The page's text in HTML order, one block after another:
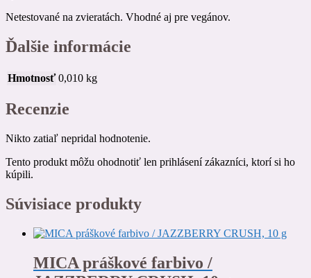
Netestované na zvieratách. Vhodné aj pre vegánov.
Ďalšie informácie
Hmotnosť 0,010 kg
Recenzie
Nikto zatiaľ nepridal hodnotenie.
Tento produkt môžu ohodnotiť len prihlásení zákazníci, ktorí si ho
kúpili.
Súvisiace produkty
MICA práškové farbivo /